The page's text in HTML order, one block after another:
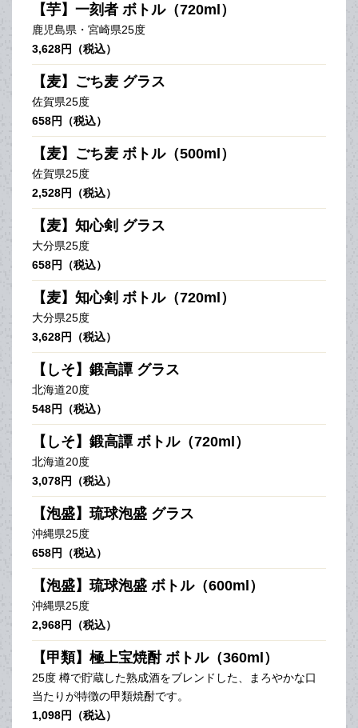
【芋】一刻者 ボトル（720ml）
鹿児島県・宮崎県25度
3,628円（税込）
【麦】ごち麦 グラス
佐賀県25度
658円（税込）
【麦】ごち麦 ボトル（500ml）
佐賀県25度
2,528円（税込）
【麦】知心剣 グラス
大分県25度
658円（税込）
【麦】知心剣 ボトル（720ml）
大分県25度
3,628円（税込）
【しそ】鍛高譚 グラス
北海道20度
548円（税込）
【しそ】鍛高譚 ボトル（720ml）
北海道20度
3,078円（税込）
【泡盛】琉球泡盛 グラス
沖縄県25度
658円（税込）
【泡盛】琉球泡盛 ボトル（600ml）
沖縄県25度
2,968円（税込）
【甲類】極上宝焼酎 ボトル（360ml）
25度 樽で貯蔵した熟成酒をブレンドした、まろやかな口
当たりが特徴の甲類焼酎です。
1,098円（税込）